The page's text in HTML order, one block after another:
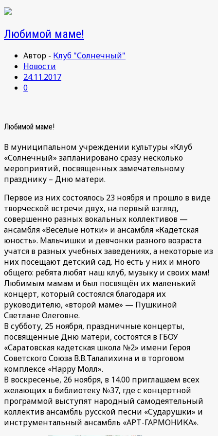
Любимой маме!
Автор - Клуб "Солнечный"
Новости
24.11.2017
0
Любимой маме!
В муниципальном учреждении культуры «Клуб
«Солнечный» запланировано сразу несколько
мероприятий, посвященных замечательному
празднику – Дню матери.
Первое из них состоялось 23 ноября и прошло в виде
творческой встречи двух, на первый взгляд,
совершенно разных вокальных коллективов —
ансамбля «Весёлые нотки» и ансамбля «Кадетская
юность». Мальчишки и девчонки разного возраста
учатся в разных учебных заведениях, а некоторые из
них посещают детский сад. Но есть у них и много
общего: ребята любят наш клуб, музыку и своих мам!
Любимым мамам и был посвящён их маленький
концерт, который состоялся благодаря их
руководителю, «второй маме» — Пушкиной
Светлане Олеговне.
В субботу, 25 ноября, праздничные концерты,
посвященные Дню матери, состоятся в ГБОУ
«Саратовская кадетская школа №2» имени Героя
Советского Союза В.В.Талалихина и в торговом
комплексе «Happy Молл».
В воскресенье, 26 ноября, в 14.00 приглашаем всех
желающих в библиотеку №37, где с концертной
программой выступят народный самодеятельный
коллектив ансамбль русской песни «Сударушки» и
инструментальный ансамбль «АРТ-ГАРМОНИКА».